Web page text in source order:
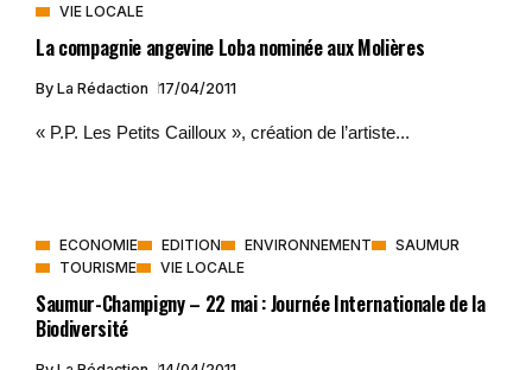
VIE LOCALE
La compagnie angevine Loba nominée aux Molières
By La Rédaction 17/04/2011
« P.P. Les Petits Cailloux », création de l’artiste...
ECONOMIE EDITION ENVIRONNEMENT
SAUMUR
TOURISME
VIE LOCALE
Saumur-Champigny – 22 mai : Journée Internationale de la
Biodiversité